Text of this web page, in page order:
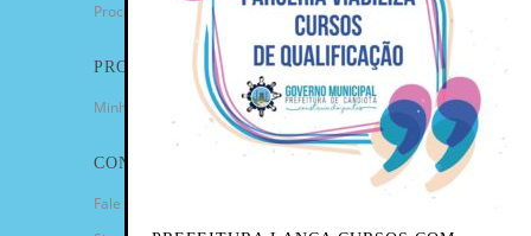
Procuradoria Geral
PROGRAMAS
Minha Casa Minha Vida
CONTATO
Fale Conosco